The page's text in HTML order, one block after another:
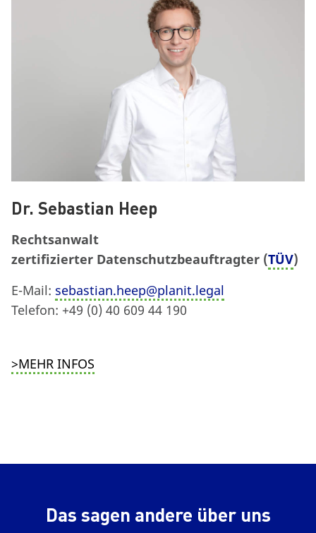
Dr. Sebastian Heep
Rechtsanwalt
zertifizierter Datenschutzbeauftragter (TÜV)
E-Mail: sebastian.heep@planit.legal
Telefon: +49 (0) 40 609 44 190
>MEHR INFOS
Das sagen andere über uns